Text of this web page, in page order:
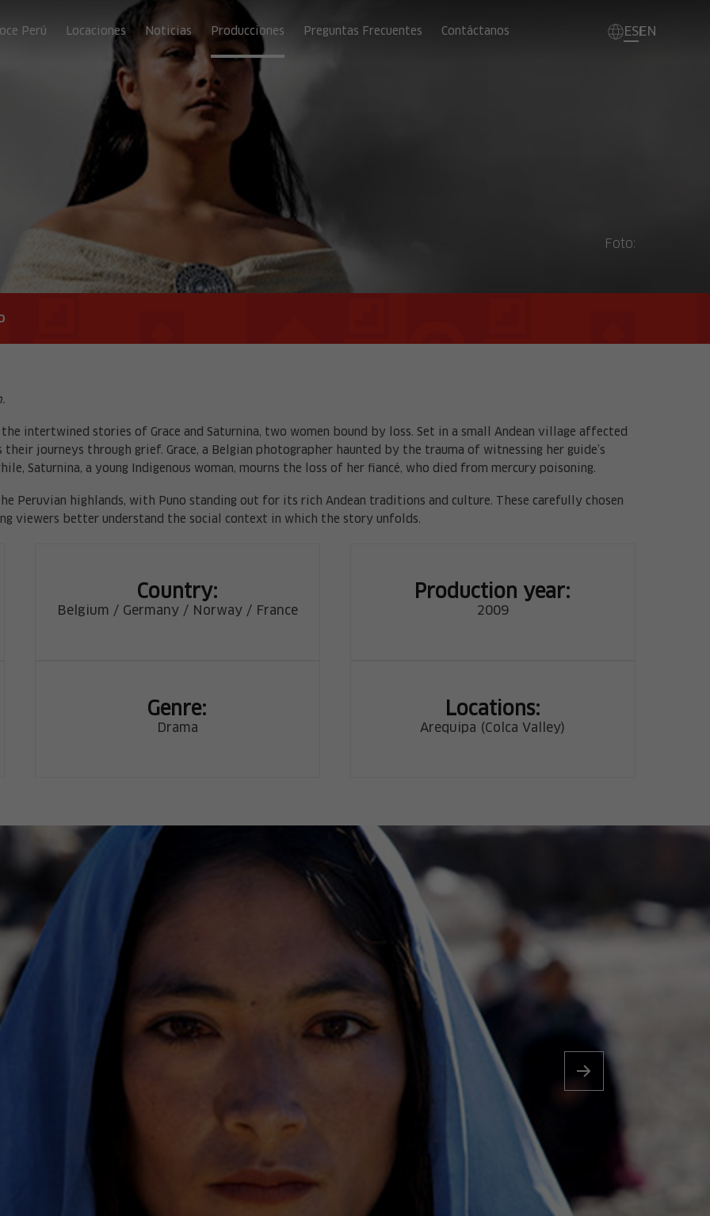
Perú Locaciones Noticias Producciones Preguntas Frecuentes Contáctanos ESEN
Foto:
intertwined stories of Grace and Saturnina, two women bound by loss. Set in a small Andean village affected
journeys through grief. Grace, a Belgian photographer haunted by the trauma of witnessing her guide’s
Saturnina, a young Indigenous woman, mourns the loss of her fiancé, who died from mercury poisoning.
Peruvian highlands, with Puno standing out for its rich Andean traditions and culture. These carefully chosen
viewers better understand the social context in which the story unfolds.
Country:
Belgium / Germany / Norway / France
Production year:
2009
Genre:
Drama
Locations:
Arequipa (Colca Valley)